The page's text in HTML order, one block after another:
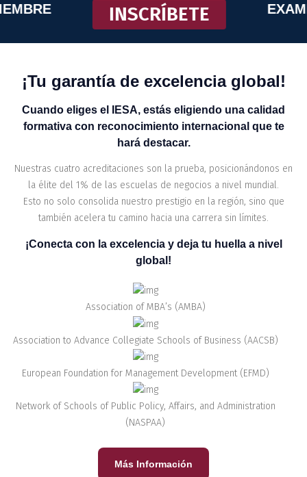
INSCRÍBETE
¡Tu garantía de excelencia global!
Cuando eliges el IESA, estás eligiendo una calidad
formativa con reconocimiento internacional que te
hará destacar.
Nuestras cuatro acreditaciones son la prueba, posicionándonos en
la élite del 1% de las escuelas de negocios a nivel mundial.
Esto no solo consolida nuestro prestigio en la región, sino que
también acelera tu camino hacia una carrera sin límites.
¡Conecta con la excelencia y deja tu huella a nivel
global!
Association of MBA’s (AMBA)
Association to Advance Collegiate Schools of Business (AACSB)
European Foundation for Management Development (EFMD)
Network of Schools of Public Policy, Affairs, and Administration
(NASPAA)
Más Información